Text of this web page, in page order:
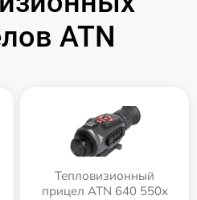
ATN
Тепловизионный
прицел ATN 640 550x